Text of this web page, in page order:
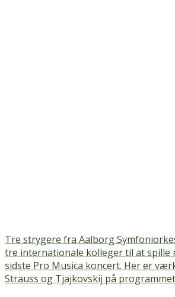
Tre strygere fra Aalborg
tre internationale kolleger til at spille
sidste Pro Musica koncert. Her er
Strauss og Tjajkovskij på